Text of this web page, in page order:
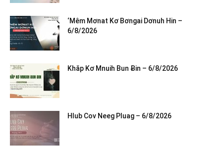
‘Mêm Mơnat Kơ Bơngai Dơnuh Hin –
6/8/2026
Khăp Kơ Mnuih Bun Ƀin – 6/8/2026
Hlub Cov Neeg Pluag – 6/8/2026